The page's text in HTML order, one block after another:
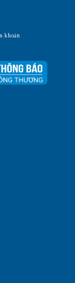
khoản